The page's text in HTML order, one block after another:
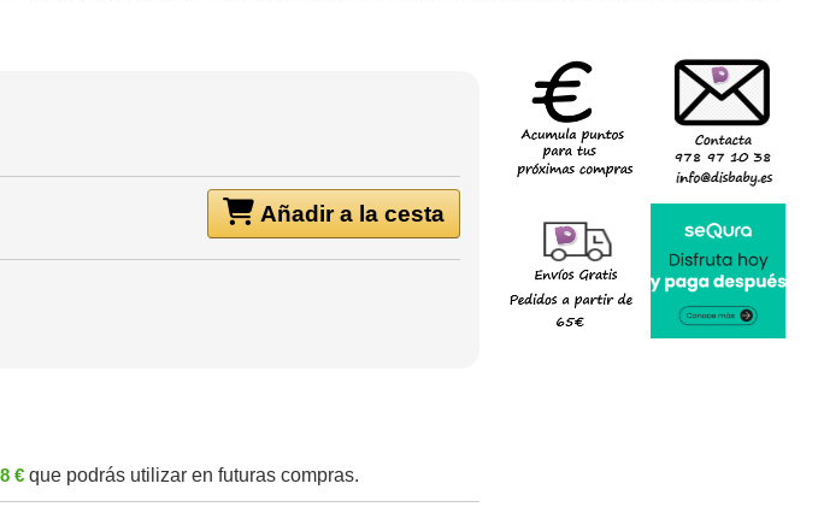
Añadir a la cesta
€ que podrás utilizar en futuras compras.